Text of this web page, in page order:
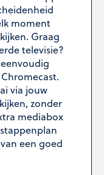
moment
Graag
televisie?
via jouw
zonder
mediabox
een goed